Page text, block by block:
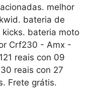
melhor
bateria de
kicks. bateria moto
Crf230 - Amx -
reais con 09
reais con 27
Frete grátis.